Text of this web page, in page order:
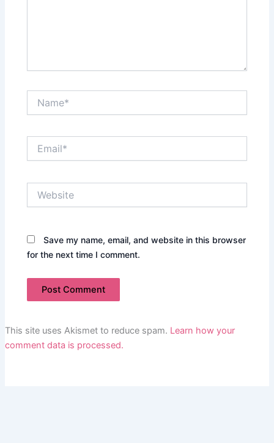
Save my name, email, and website in this browser
for the next time I comment.
This site uses Akismet to reduce spam. Learn how your
comment data is processed.